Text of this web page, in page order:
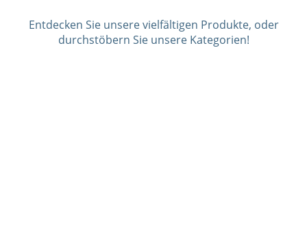
Entdecken Sie unsere vielfältigen Produkte, oder
durchstöbern Sie unsere Kategorien!